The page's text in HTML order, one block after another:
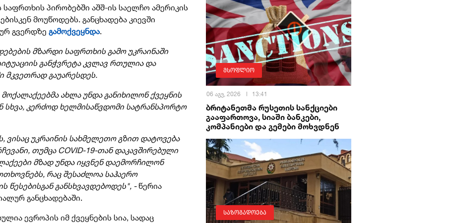
საფრთხის პირობებში აშშ-ის საელჩო ამერიკის
მოუწოდებს. განცხადება კიევში
გვერდზეგამოქვეყნდა.
მზარდი საფრთხის გამო უკრაინაში
განჭვრეტა კვლავ რთულია და
მკვეთრად გაუარესდეს.
მოქალაქეებმა ახლა უნდა განიხილონ ქვეყნის
სხვა, კერძოდ ხელმისაწვდომი სატრანსპორტო
ვისაც უკრაინის სახმელეთო გზით დატოვება
თუმცა COVID-19-თან დაკავშირებული
მზად უნდა იყვნენ დაემორჩილონ
რაც შესაძლოა საჰაერო
წესებისგან განსხვავდებოდეს", -წერია
განცხადებაში.
ევროპის იმ ქვეყნების სია, სადაც
მსოფლიო
06 აგვ, 2026 13:41
ბრიტანეთმა რუსეთის სანქციები
გააფართოვა, სიაში ბანკები,
კომპანიები და გემები მოხვდნენ
საზოგადოება